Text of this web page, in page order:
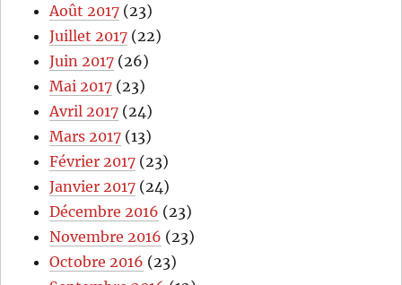
Août 2017 (23)
Juillet 2017 (22)
Juin 2017 (26)
Mai 2017 (23)
Avril 2017 (24)
Mars 2017 (13)
Février 2017 (23)
Janvier 2017 (24)
Décembre 2016 (23)
Novembre 2016 (23)
Octobre 2016 (23)